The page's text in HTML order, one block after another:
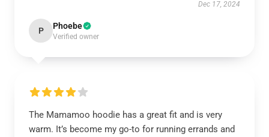
Dec 17, 2024
P Phoebe
Verified owner
The Mamamoo hoodie has a great fit and is very
warm. It’s become my go-to for running errands and